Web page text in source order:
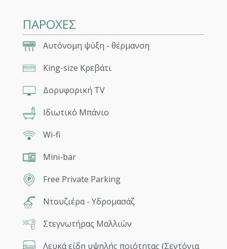
ΠΑΡΟΧΕΣ
Αυτόνομη ψύξη - θέρμανση
King-size Κρεβάτι
Δορυφορική TV
Ιδιωτικό Μπάνιο
Wi-fi
Mini-bar
Free Private Parking
Ντουζιέρα - Υδρομασάζ
Στεγνωτήρας Μαλλιών
Λευκά είδη υψηλής ποιότητας (Σεντόνια